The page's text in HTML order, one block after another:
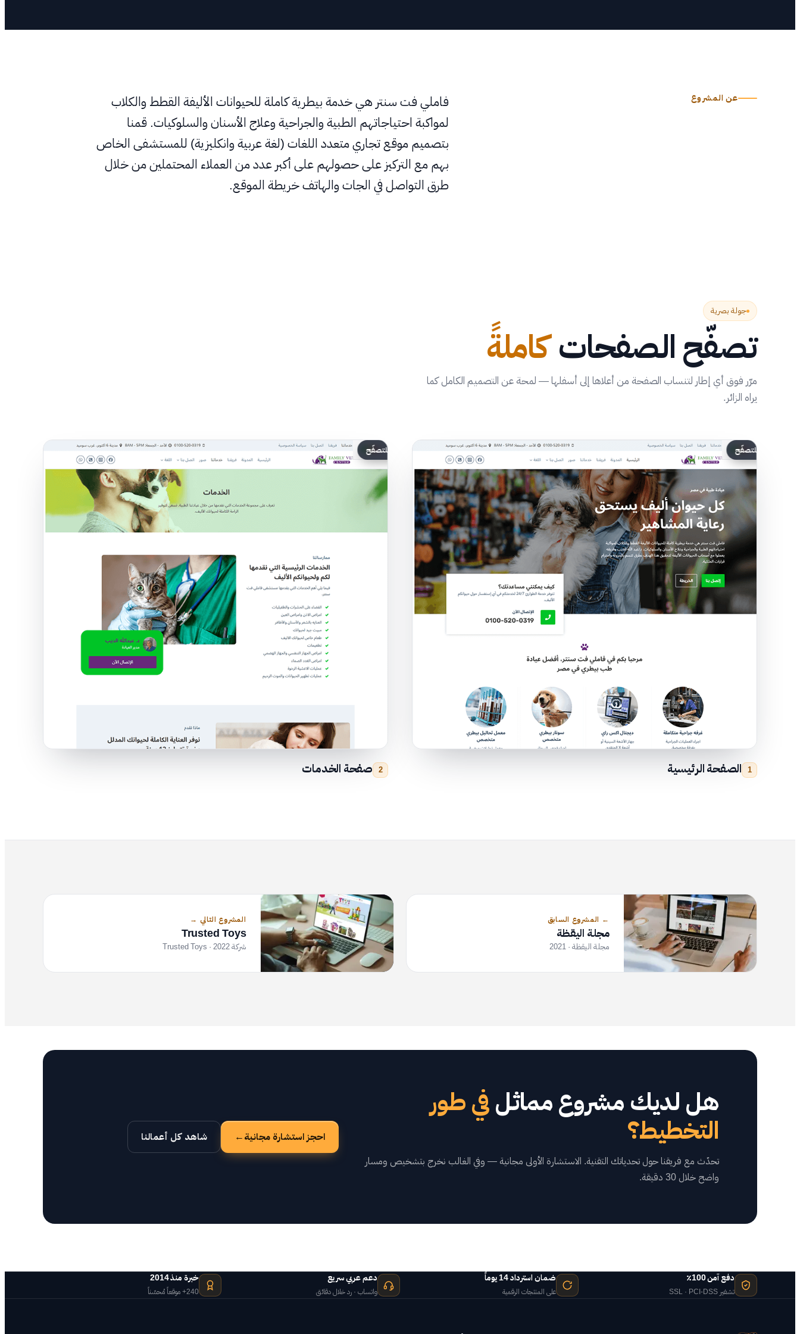
بوابة العملاء
→
عن المشروع
فاملي فت سنتر هي خدمة بيطرية كاملة للحيوانات الأليفة القطط والكلاب
لمواكبة احتياجاتهم الطبية والجراحية وعلاج الأسنان والسلوكيات. قمنا
بتصميم موقع تجاري متعدد اللغات (لغة عربية وانكليزية) للمستشفى الخاص
بهم مع التركيز على حصولهم على أكبر عدد من العملاء المحتملين من خلال
طرق التواصل في الجات والهاتف خريطة الموقع.
جولة بصرية
تصفّح الصفحاتكاملةً
مرّر فوق أي إطار لتنساب الصفحة من أعلاها إلى أسفلها — لمحة عن التصميم الكامل كما
يراه الزائر.
مرّر للتصفّح
1 الصفحة الرئيسية
مرّر للتصفّح
2 صفحة الخدمات
← المشروع السابق
مجلة اليقظة
مجلة اليقظة · 2021
المشروع التالي →
Trusted Toys
شركة Trusted Toys· 2022
هل لديك مشروع مماثلفي طور
التخطيط؟
تحدّث مع فريقنا حول تحدياتك التقنية. الاستشارة الأولى مجانية — وفي الغالب نخرج بتشخيص ومسار
واضح خلال 30 دقيقة.
احجز استشارة مجانية→ شاهد كل أعمالنا
دفع آمن 100٪
تشفير SSL · PCI-DSS
ضمان استرداد 14 يوماً
على المنتجات الرقمية
دعم عربي سريع
واتساب · رد خلال دقائق
خبرة منذ 2014
240+ موقعاً مُحسّناً